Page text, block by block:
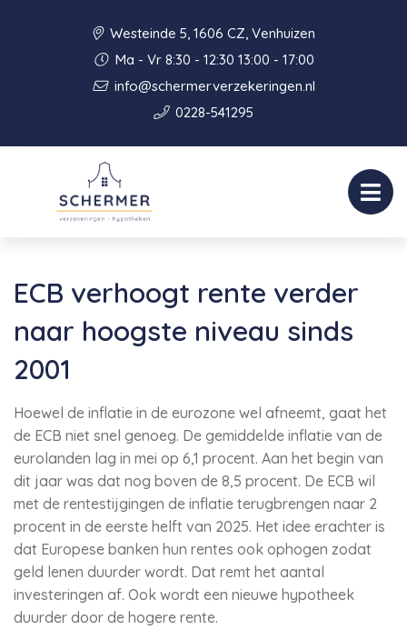
Westeinde 5, 1606 CZ, Venhuizen
Ma - Vr 8:30 - 12:30 13:00 - 17:00
info@schermerverzekeringen.nl
0228-541295
ECB verhoogt rente verder
naar hoogste niveau sinds
2001
Hoewel de inflatie in de eurozone wel afneemt, gaat het
de ECB niet snel genoeg. De gemiddelde inflatie van de
eurolanden lag in mei op 6,1 procent. Aan het begin van
dit jaar was dat nog boven de 8,5 procent. De ECB wil
met de rentestijgingen de inflatie terugbrengen naar 2
procent in de eerste helft van 2025. Het idee erachter is
dat Europese banken hun rentes ook ophogen zodat
geld lenen duurder wordt. Dat remt het aantal
investeringen af. Ook wordt een nieuwe hypotheek
duurder door de hogere rente.